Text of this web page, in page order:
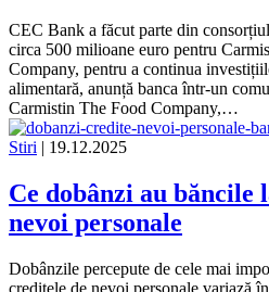
CEC Bank a făcut parte din
circa 500 milioane euro pentru
Company, pentru a continua
alimentară, anunță banca într-un
Carmistin The Food Company,…
Stiri | 19.12.2025
Ce dobânzi au băncile
nevoi personale
Dobânzile percepute de cele mai
creditele de nevoi personale variază